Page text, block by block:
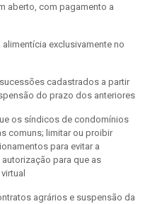
aberto, com pagamento a
exclusivamente no
cadastrados a partir
do prazo dos anteriores
os síndicos de condomínios
comuns; limitar ou proibir
para evitar a
para que as
agrários e suspensão da